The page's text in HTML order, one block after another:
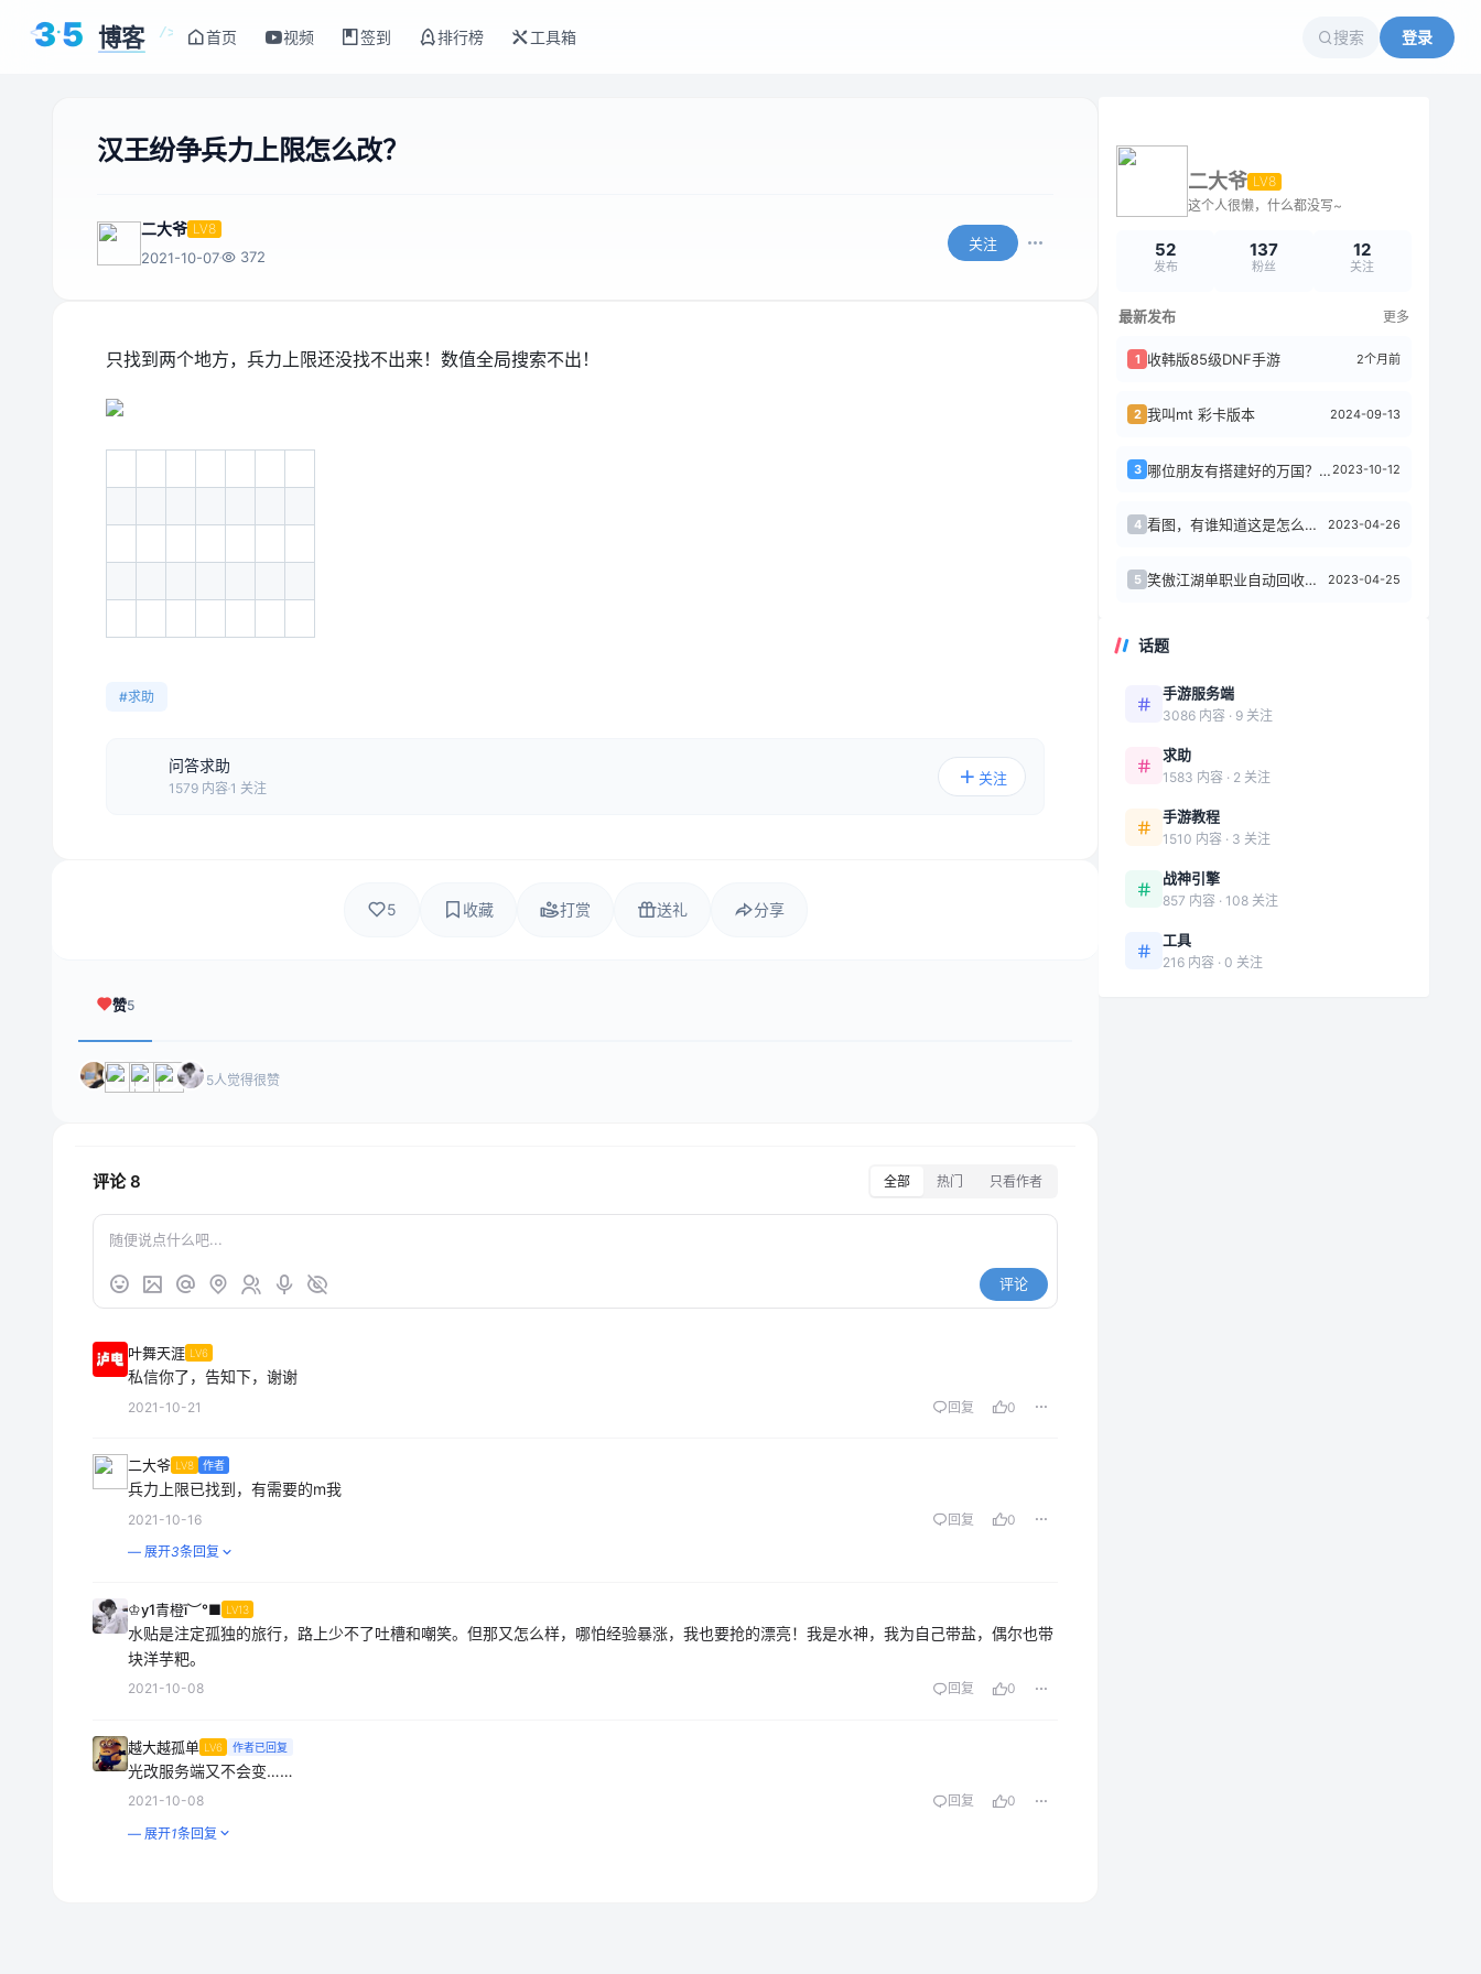
< />
35 博客 首页 视频 签到 排行榜 工具箱 搜索 登录
汉王纷争兵力上限怎么改？
二大爷 LV8
2021-10-07 372
关注
只找到两个地方，兵力上限还没找不出来！数值全局搜索不出！
#求助
问答求助
1579 内容 1 关注
关注
5 收藏 打赏 送礼 分享
赞5
5人觉得很赞
评论8 全部 热门 只看作者
评论
叶舞天涯 LV6
私信你了，告知下，谢谢
2021-10-21 回复 0
二大爷 LV8 作者
兵力上限已找到，有需要的m我
2021-10-16 回复
0
— 展开3条回复
♔y1青橙ī︶°■ LV13
水贴是注定孤独的旅行，路上少不了吐槽和嘲笑。但那又怎么样，哪怕经验暴涨，我也要抢的漂亮！我是水神，我为自己带盐，偶尔也带
块洋芋粑。
2021-10-08 回复 0
越大越孤单 LV6 作者已回复
光改服务端又不会变……
2021-10-08 回复
0
— 展开1条回复
二大爷 LV8
这个人很懒，什么都没写~
52
发布
137
粉丝
12
关注
最新发布 更多
1 收韩版85级DNF手游 2个月前
2 我叫mt 彩卡版本 2024-09-13
3 哪位朋友有搭建好的万国？借我体验一下， 2023-10-12
4 看图，有谁知道这是怎么回事么？ 2023-04-26
5 笑傲江湖单职业自动回收激活码 2023-04-25
话题
手游服务端
3086 内容 · 9 关注
求助
1583 内容 · 2 关注
手游教程
1510 内容 · 3 关注
战神引擎
857 内容 · 108 关注
工具
216 内容 · 0 关注